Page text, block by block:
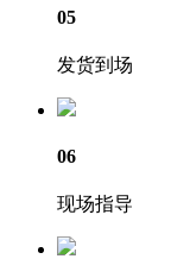
05
发货到场
06
现场指导